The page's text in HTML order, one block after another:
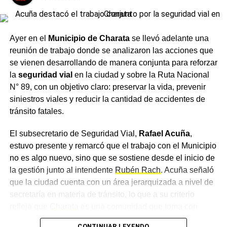
Un encuentro con distintas
áreas
Del encuentro participaron, además, el intendente de
subsecretario de Seguridad
Vial, Rafael Acuña
; la jueza de Faltas Municipal, Gimena
Vázquez; el director de Zona Interior Charata, Antonio
Rudaz; el secretario de Tránsito, Carlos Aoad; el jefe del
Caminera, Mario Sosa, y el presidente del Concejo
Municipal, Alejandro Barcala.
noticias de Charataen
Ayer en el Municipio de Charatase llevó adelante una
reunión de trabajo donde se analizaron las acciones que
se vienen desarrollando de manera conjunta para reforzar
la seguridad vial en la ciudad y sobre la Ruta Nacional
N° 89, con un objetivo claro: preservar la vida, prevenir
siniestros viales y reducir la cantidad de accidentes de
tránsito fatales.
El subsecretario de Seguridad Vial, Rafael Acuña,
estuvo presente y remarcó que el trabajo con el Municipio
no es algo nuevo, sino que se sostiene desde el inicio de
la gestión junto al intendente Rubén Rach. Acuña señaló
que la ciudad cuenta con un área jerarquizada a nivel de
secretaría en materia de tránsito, lo que a su criterio
importancia la movilidad, un concepto que consideró más